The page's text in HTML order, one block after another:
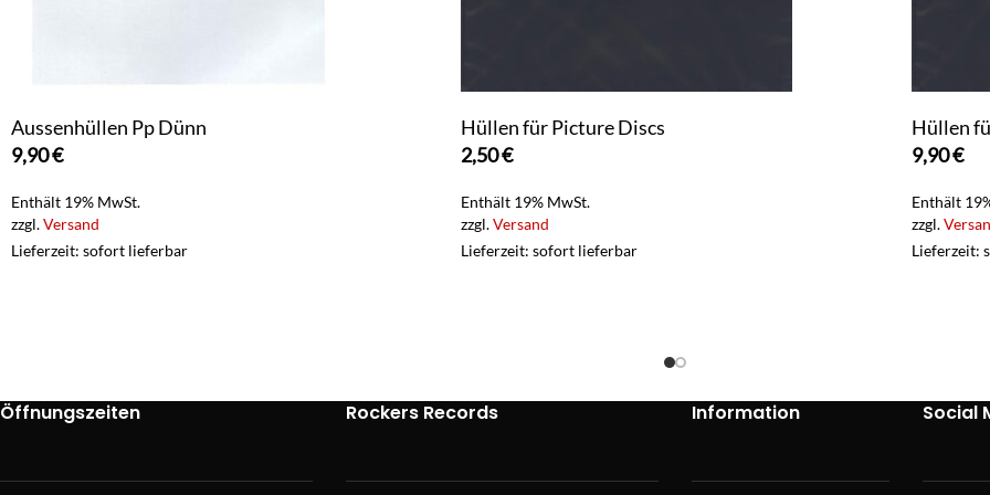
Aussenhüllen Pp Dünn
9,90€
Enthält 19% MwSt.
zzgl.Versand
Lieferzeit: sofort lieferbar
Hüllen für Picture Discs
2,50€
Enthält 19% MwSt.
zzgl.Versand
Lieferzeit: sofort lieferbar
Hüllen
9,90€
Enthält
zzgl.
Lieferzeit:
Öffnungszeiten Rockers Records Information Social